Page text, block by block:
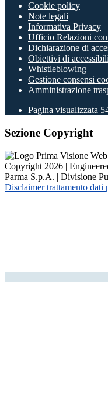
Cookie policy
Note legali
Informativa Privacy
Ufficio Relazioni
Dichiarazione di
Obiettivi di
Whistleblowing
Gestione consensi
Amministrazione
Pagina visualizzata
Sezione Copyright
Copyright 2026 |
Parma S.p.A. | Divisione
Disclaimer trattamento dati